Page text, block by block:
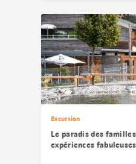
Excursion
Le paradis des
expériences